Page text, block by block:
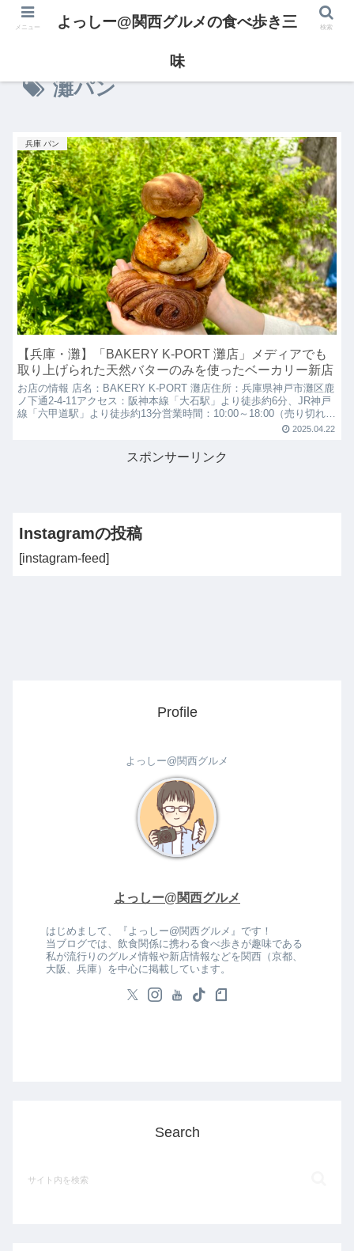
灘パン
兵庫 パン
【兵庫・灘】「BAKERY K-PORT 灘店」メディアでも
取り上げられた天然バターのみを使ったベーカリー新店
お店の情報 店名：BAKERY K-PORT 灘店住所：兵庫県神戸市灘区鹿
ノ下通2-4-11アクセス：阪神本線「大石駅」より徒歩約6分、JR神戸
線「六甲道駅」より徒歩約13分営業時間：10:00～18:00（売り切れ次
2025.04.22
スポンサーリンク
Instagramの投稿
[instagram-feed]
Profile
よっしー@関西グルメ
よっしー@関西グルメ
はじめまして、『よっしー@関西グルメ』です！
当ブログでは、飲食関係に携わる食べ歩きが趣味である
私が流行りのグルメ情報や新店情報などを関西（京都、
大阪、兵庫）を中心に掲載しています。
Search
メニュー よっしー@関西グルメの食べ歩き三
味
検索